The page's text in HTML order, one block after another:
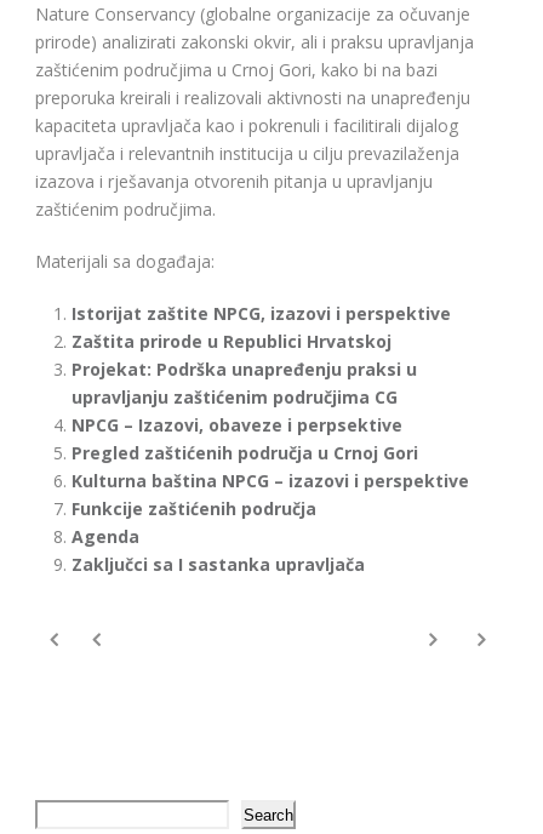
Nature Conservancy (globalne organizacije za očuvanje
prirode) analizirati zakonski okvir, ali i praksu upravljanja
zaštićenim područjima u Crnoj Gori, kako bi na bazi
preporuka kreirali i realizovali aktivnosti na unapređenju
kapaciteta upravljača kao i pokrenuli i facilitirali dijalog
upravljača i relevantnih institucija u cilju prevazilaženja
izazova i rješavanja otvorenih pitanja u upravljanju
zaštićenim područjima.
Materijali sa događaja:
Istorijat zaštite NPCG, izazovi i perspektive
Zaštita prirode u Republici Hrvatskoj
Projekat: Podrška unapređenju praksi u
upravljanju zaštićenim područjima CG
NPCG – Izazovi, obaveze i perpsektive
Pregled zaštićenih područja u Crnoj Gori
Kulturna baština NPCG – izazovi i perspektive
Funkcije zaštićenih područja
Agenda
Zaključci sa I sastanka upravljača
Search